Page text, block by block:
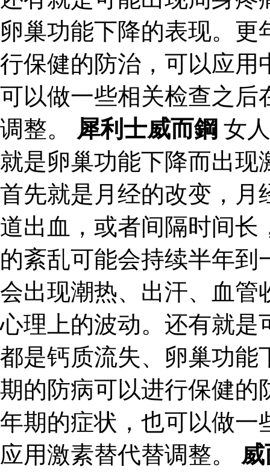
卵巢功能下降的表现。
行保健的防治，可以应用
可以做一些相关检查之后
调整。 犀利士威而鋼 女
就是卵巢功能下降而出现
首先就是月经的改变，月
道出血，或者间隔时间长
的紊乱可能会持续半年
会出现潮热、出汗、血管
心理上的波动。还有就是
都是钙质流失、卵巢功能
期的防病可以进行保健的
年期的症状，也可以做一
应用激素替代替调整。